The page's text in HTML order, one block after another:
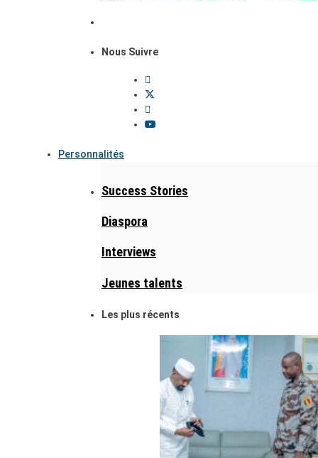
Nous Suivre
Personnalités
Success Stories
Diaspora
Interviews
Jeunes talents
Les plus récents